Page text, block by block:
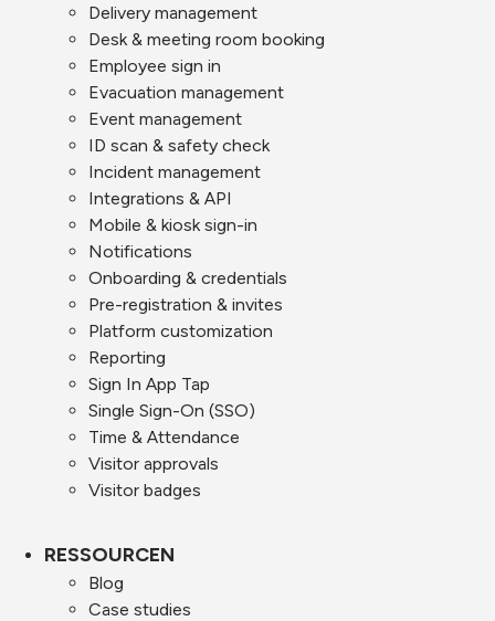
Delivery management
Desk & meeting room booking
Employee sign in
Evacuation management
Event management
ID scan & safety check
Incident management
Integrations & API
Mobile & kiosk sign-in
Notifications
Onboarding & credentials
Pre-registration & invites
Platform customization
Reporting
Sign In App Tap
Single Sign-On (SSO)
Time & Attendance
Visitor approvals
Visitor badges
RESSOURCEN
Blog
Case studies